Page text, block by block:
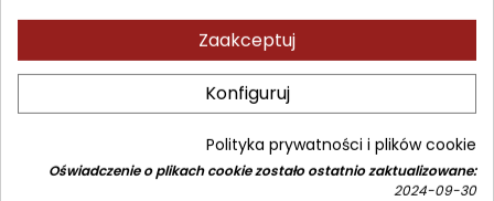
Cena
29,90 złCena
podstawowa
58,00 zł
Dodaj do koszyka
favorite_border
Zaakceptuj
Konfiguruj
Polityka prywatności i plików cookie
Oświadczenie o plikach cookie zostało ostatnio zaktualizowane:
2024-09-30